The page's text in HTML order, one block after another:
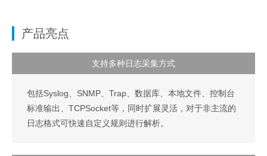
产品亮点
支持多种日志采集方式
包括Syslog、SNMP、Trap、数据库、本地文件、控制台
标准输出、TCPSocket等，同时扩展灵活，对于非主流的
日志格式可快速自定义规则进行解析。